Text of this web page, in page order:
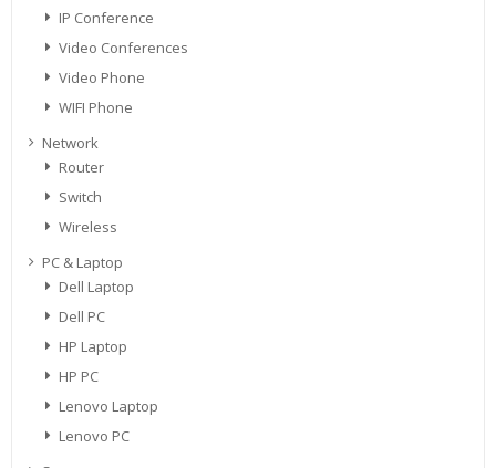
IP Conference
Video Conferences
Video Phone
WIFI Phone
Network
Router
Switch
Wireless
PC & Laptop
Dell Laptop
Dell PC
HP Laptop
HP PC
Lenovo Laptop
Lenovo PC